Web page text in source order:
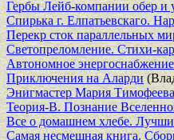
Гербы Лейб-компании обер и
Спирька г. Елпатьевскаго.
Перекр сток параллельных
Светопреломление. Стихи-
Автономное
Приключения на Аларди
Энигмастер Мария Тимофеева
Теория-В. Познание
Все о домашнем хлебе.
Самая несмешная книга.